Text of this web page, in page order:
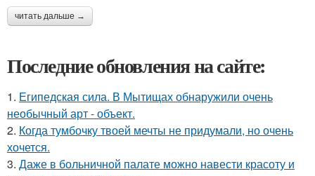
читать дальше →
Последние обновления на сайте:
1. Египедская сила. В Мытищах обнаружили очень
необычный арт - объект.
2. Когда тумбочку твоей мечты не придумали, но очень
хочется.
3. Даже в больничной палате можно навести красоту и